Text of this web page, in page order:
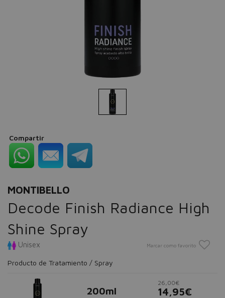
Compartir
MONTIBELLO
Decode Finish Radiance High
Shine Spray
Unisex Marcar como favorito
Producto de Tratamiento / Spray
200ml
26,00€
14,95€